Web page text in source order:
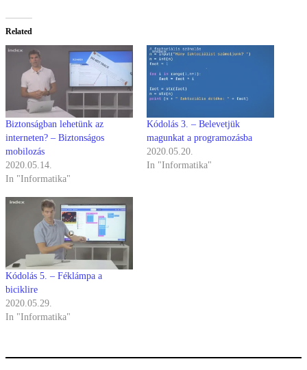
Related
Biztonságban lehetünk az
interneten? – Biztonságos
mobilozás
2020.05.14.
In "Informatika"
Kódolás 3. – Belevetjük
magunkat a programozásba
2020.05.20.
In "Informatika"
Kódolás 5. – Féklámpa a
biciklire
2020.05.29.
In "Informatika"